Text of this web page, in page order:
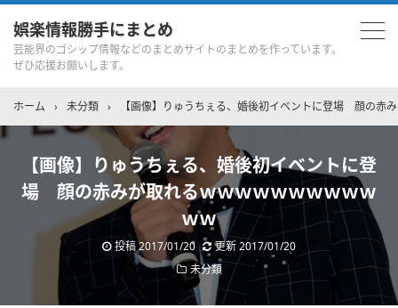
娯楽情報勝手にまとめ
芸能界のゴシップ情報などのまとめサイトのまとめを作っています。
ぜひ応援お願いします。
ホーム › 未分類 › 【画像】りゅうちぇる、婚後初イベントに登場 顔の赤
【画像】りゅうちぇる、婚後初イベントに登
場 顔の赤みが取れるｗｗｗｗｗｗｗｗｗｗ
ｗｗ
投稿2017/01/20 更新2017/01/20
未分類